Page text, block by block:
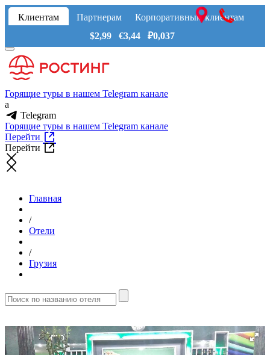
Клиентам Партнерам
Корпоративным клиентам
$2,99 €3,44 ₽0,037
Горящие туры в нашем Telegram канале
a
Telegram
Горящие туры в нашем Telegram канале
Перейти
Перейти
Главная
/
Отели
/
Грузия